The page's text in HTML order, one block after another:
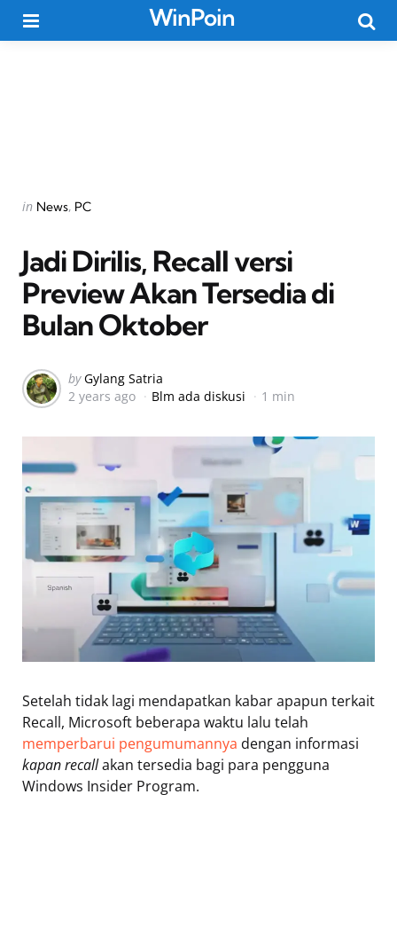
WinPoin
Categories
Posted
in News PC
Jadi Dirilis, Recall versi
Preview Akan Tersedia di
Bulan Oktober
Posted
by
by Gylang Satria
2 years ago
Blm ada diskusi 1 min
Setelah tidak lagi mendapatkan kabar apapun terkait
Recall, Microsoft beberapa waktu lalu telah
memperbarui pengumumannya dengan informasi
kapan recallakan tersedia bagi para pengguna
Windows Insider Program.